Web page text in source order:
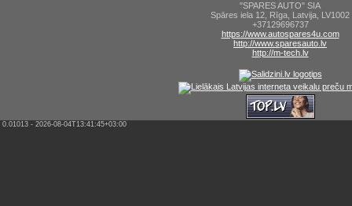
"SPARES AUTO" SIA
Spāres iela 12 Rīga Latvija LV1002
+37129696737
https://www.autospares4u.com
http://www.sparesauto.lv
http://m-tech.lv
0.01013 - 2026-08-04T13:41:45+03:00